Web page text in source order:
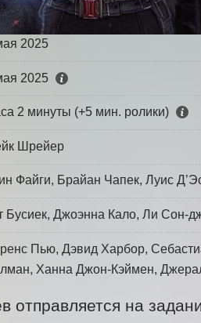
2025
2025
2 минуты (+5 мин. ролики)
Шрейер
Файги, Брайан Чапек, Луис
Бусиек, Джоэнна Кало, Ли Сон-
Пью, Дэвид Харбор,
Ханна Джон-Кэймен,
отправляется на